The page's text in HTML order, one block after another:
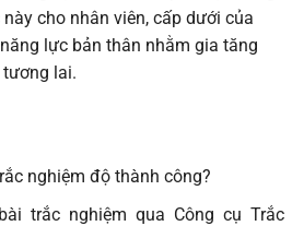
cho nhân viên, cấp dưới của
lực bản thân nhằm gia tăng
tương lai.
nghiệm độ thành công?
trắc nghiệm qua Công cụ Trắc